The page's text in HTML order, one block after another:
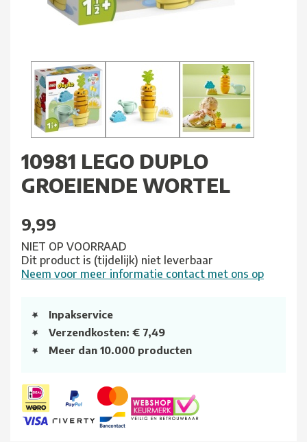
10981 LEGO DUPLO
GROEIENDE WORTEL
9,99
NIET OP VOORRAAD
Dit product is (tijdelijk) niet leverbaar
Neem voor meer informatie contact met ons op
Inpakservice
Verzendkosten: € 7,49
Meer dan 10.000 producten